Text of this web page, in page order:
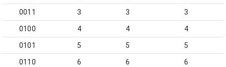
0011 3 3 3
0100 4 4 4
0101 5 5 5
0110 6 6 6